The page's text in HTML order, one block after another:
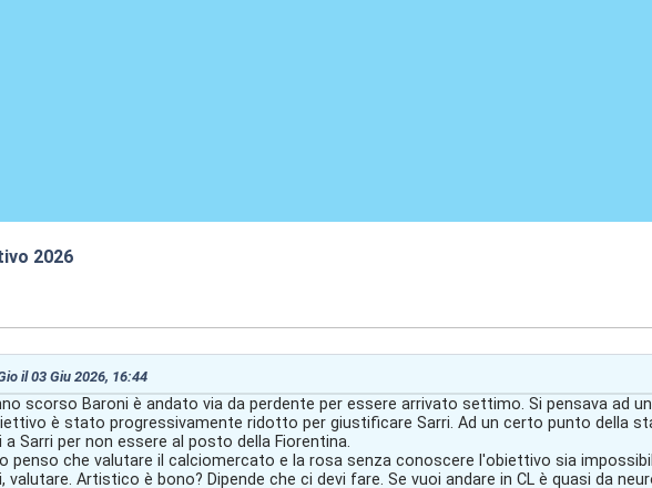
2026
il 03 Giu 2026, 16:44
scorso Baroni è andato via da perdente per essere arrivato settimo. Si pensava ad
è stato progressivamente ridotto per giustificare Sarri. Ad un certo punto della
Sarri per non essere al posto della Fiorentina.
penso che valutare il calciomercato e la rosa senza conoscere l'obiettivo sia
valutare. Artistico è bono? Dipende che ci devi fare. Se vuoi andare in CL è quasi da